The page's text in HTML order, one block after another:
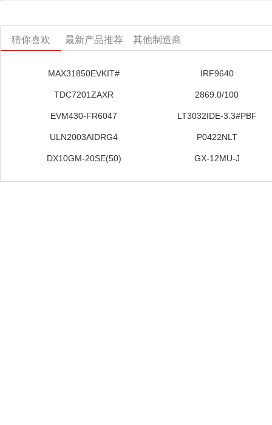
猜你喜欢 最新产品推荐 其他制造商
MAX31850EVKIT# IRF9640
TDC7201ZAXR 2869.0/100
EVM430-FR6047 LT3032IDE-3.3#PBF
ULN2003AIDRG4 P0422NLT
DX10GM-20SE(50) GX-12MU-J